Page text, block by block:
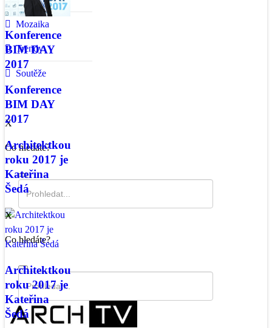
Mozaika
Trendy
Soutěže
X
Co hledáte?
X
Co hledáte?
Konference
BIM DAY
2017
Konference
BIM DAY
2017
Architektkou
roku 2017 je
Kateřina
Šedá
Architektkou
roku 2017 je
Kateřina
Šedá